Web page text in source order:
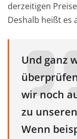
derzeitigen
Deshalb heißt es
Und ganz
wir noch
zu
Wenn